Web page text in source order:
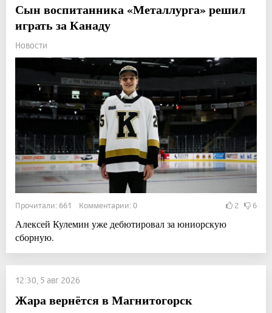
Сын воспитанника «Металлурга» решил
играть за Канаду
Новости
Прочитали: 661 Комментарии: 0 2 6
Алексей Кулемин уже дебютировал за юниорскую
сборную.
12:30, 5 авг 2026
Жара вернётся в Магнитогорск